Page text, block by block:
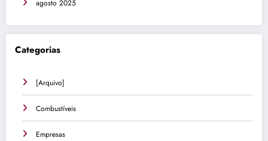
agosto 2025
Categorias
[Arquivo]
Combustíveis
Empresas